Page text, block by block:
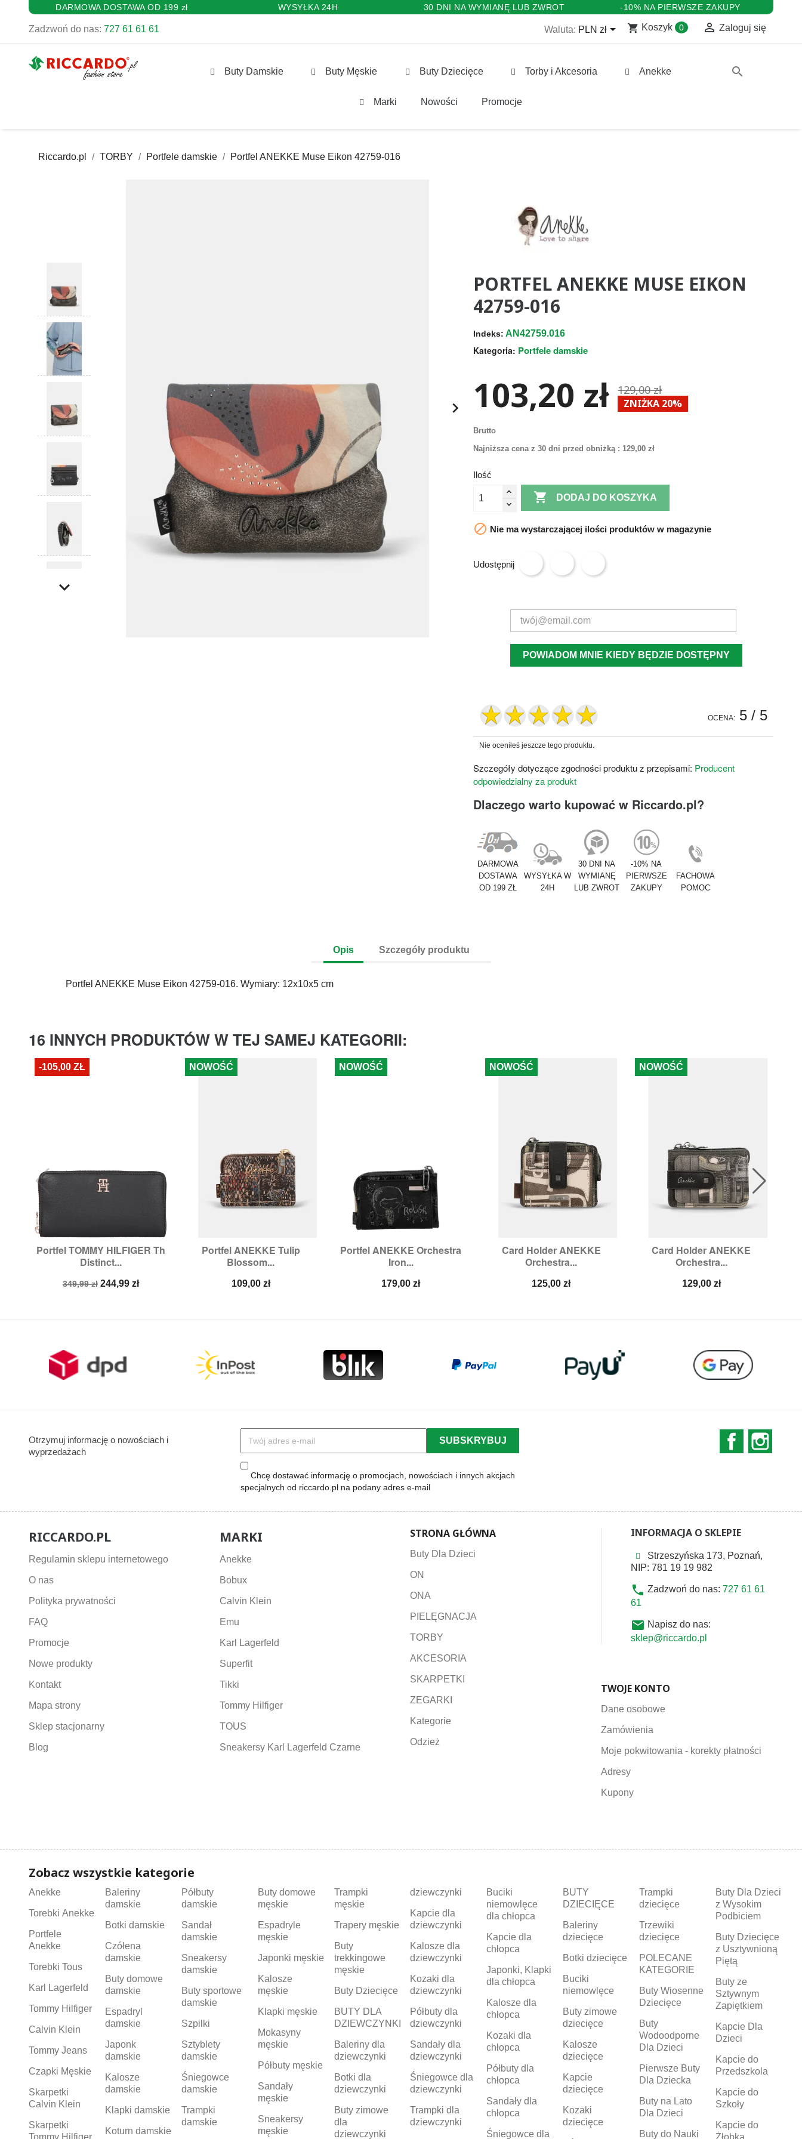
DARMOWA DOSTAWA OD 199 zł WYSYŁKA 24H 30 DNI NA WYMIANĘ LUB ZWROT -10% NA PIERWSZE ZAKUPY
Zadzwoń do nas: 727 61 61 61 Waluta: PLN zł shopping_cart Koszyk 0  Zaloguj się
Buty Damskie Buty Męskie Buty Dziecięce Torby i Akcesoria Anekke
Marki Nowości Promocje
search
Riccardo.pl TORBY Portfele damskie Portfel ANEKKE Muse Eikon 42759-016

PORTFEL ANEKKE MUSE EIKON
42759-016
Indeks: AN42759.016
Kategoria: Portfele damskie
103,20 zł 129,00 zł
ZNIŻKA 20%
Brutto
Najniższa cena z 30 dni przed obniżką : 129,00 zł
Ilość
 DODAJ DO KOSZYKA
 Nie ma wystarczającej ilości produktów w magazynie
Udostępnij
POWIADOM MNIE KIEDY BĘDZIE DOSTĘPNY
OCENA: 5/ 5
Nie oceniłeś jeszcze tego produktu.
Szczegóły dotyczące zgodności produktu z przepisami: Producent
odpowiedzialny za produkt
Dlaczego warto kupować w Riccardo.pl?
DARMOWA
DOSTAWA
OD 199 ZŁ
WYSYŁKA W
24H
30 DNI NA
WYMIANĘ
LUB ZWROT
-10% NA
PIERWSZE
ZAKUPY
FACHOWA
POMOC
Opis Szczegóły produktu
Portfel ANEKKE Muse Eikon 42759-016. Wymiary: 12x10x5 cm
16 INNYCH PRODUKTÓW W TEJ SAMEJ KATEGORII:
Portfel TOMMY HILFIGER Th
Distinct...
Cena
349,99 zł Cena
244,99 zł
Szybki podgląd
-105,00 ZŁ
Portfel ANEKKE Tulip
Blossom...
Cena
109,00 zł
Szybki podgląd
NOWOŚĆ
Portfel ANEKKE Orchestra
Iron...
Cena
179,00 zł
Szybki podgląd
NOWOŚĆ
Card Holder ANEKKE
Orchestra...
Cena
125,00 zł
 Szybki podgląd
NOWOŚĆ
Card Holder ANEKKE
Orchestra...
Cena
129,00 zł
 Szybki podgląd
NOWOŚĆ
Otrzymuj informację o nowościach i
wyprzedażach
Chcę dostawać informację o promocjach, nowościach i innych akcjach
specjalnych od riccardo.pl na podany adres e-mail
Facebook
RICCARDO.PL
Regulamin sklepu internetowego
O nas
Polityka prywatności
FAQ
Promocje
Nowe produkty
Kontakt
Mapa strony
Sklep stacjonarny
Blog
MARKI
Anekke
Bobux
Calvin Klein
Emu
Karl Lagerfeld
Superfit
Tikki
Tommy Hilfiger
TOUS
Sneakersy Karl Lagerfeld Czarne
STRONA GŁÓWNA
Buty Dla Dzieci
ON
ONA
PIELĘGNACJA
TORBY
AKCESORIA
SKARPETKI
ZEGARKI
Kategorie
Odzież
INFORMACJA O SKLEPIE
Strzeszyńska 173, Poznań,
NIP: 781 19 19 982
phone Zadzwoń do nas: 727 61 61
61
email Napisz do nas:
sklep@riccardo.pl
TWOJE KONTO
Dane osobowe
Zamówienia
Moje pokwitowania - korekty płatności
Adresy
Kupony
Zobacz wszystkie kategorie
Anekke
Torebki Anekke
Portfele
Anekke
Torebki Tous
Karl Lagerfeld
Tommy Hilfiger
Calvin Klein
Tommy Jeans
Czapki Męskie
Skarpetki
Calvin Klein
Skarpetki
Baleriny
damskie
Botki damskie
Czółena
damskie
Buty domowe
damskie
Espadryl
damskie
Japonk
damskie
Kalosze
damskie
Klapki damskie
Koturn damskie
Półbuty
damskie
Sandał
damskie
Sneakersy
damskie
Buty sportowe
damskie
Szpilki
Sztyblety
damskie
Śniegowce
damskie
Trampki
damskie
Buty domowe
męskie
Espadryle
męskie
Japonki męskie
Kalosze
męskie
Klapki męskie
Mokasyny
męskie
Półbuty męskie
Sandały
męskie
Sneakersy
męskie
Trampki
męskie
Trapery męskie
Buty
trekkingowe
męskie
Buty Dziecięce
BUTY DLA
DZIEWCZYNKI
Baleriny dla
dziewczynki
Botki dla
dziewczynki
Buty zimowe
dla
dziewczynki
dziewczynki
Kapcie dla
dziewczynki
Kalosze dla
dziewczynki
Kozaki dla
dziewczynki
Półbuty dla
dziewczynki
Sandały dla
dziewczynki
Śniegowce dla
dziewczynki
Trampki dla
dziewczynki
Buciki
niemowlęce
dla chłopca
Kapcie dla
chłopca
Japonki, Klapki
dla chłopca
Kalosze dla
chłopca
Kozaki dla
chłopca
Półbuty dla
chłopca
Sandały dla
chłopca
Śniegowce dla
BUTY
DZIECIĘCE
Baleriny
dziecięce
Botki dziecięce
Buciki
niemowlęce
Buty zimowe
dziecięce
Kalosze
dziecięce
Kapcie
dziecięce
Kozaki
dziecięce
Trampki
dziecięce
Trzewiki
dziecięce
POLECANE
KATEGORIE
Buty Wiosenne
Dziecięce
Buty
Wodoodporne
Dla Dzieci
Pierwsze Buty
Dla Dziecka
Buty na Lato
Dla Dzieci
Buty do Nauki
Buty Dla Dzieci
z Wysokim
Podbiciem
Buty Dziecięce
z Usztywnioną
Piętą
Buty ze
Sztywnym
Zapiętkiem
Kapcie Dla
Dzieci
Kapcie do
Przedszkola
Kapcie do
Szkoły
Kapcie do